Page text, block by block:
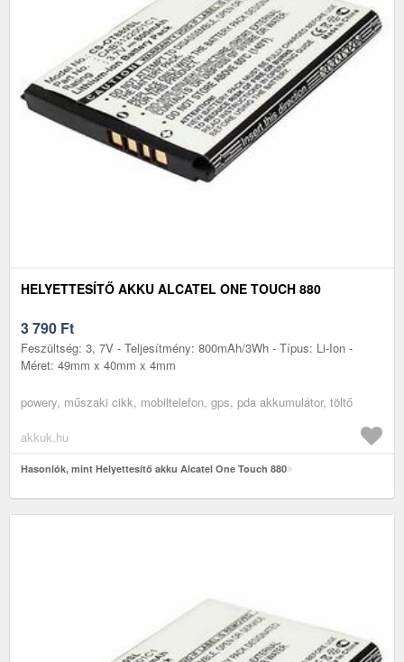
HELYETTESÍTŐ AKKU ALCATEL ONE TOUCH 880
3 790 Ft
Feszültség: 3, 7V - Teljesítmény: 800mAh/3Wh - Típus: Li-Ion -
Méret: 49mm x 40mm x 4mm
powery, műszaki cikk, mobiltelefon, gps, pda akkumulátor, töltő
akkuk.hu
Hasonlók, mint Helyettesítő akku Alcatel One Touch 880